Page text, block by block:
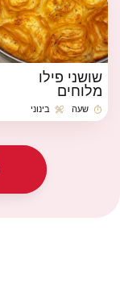
שושני פילו
מלוחים
זמן הכנה
שעה רמת קושי
בינוני